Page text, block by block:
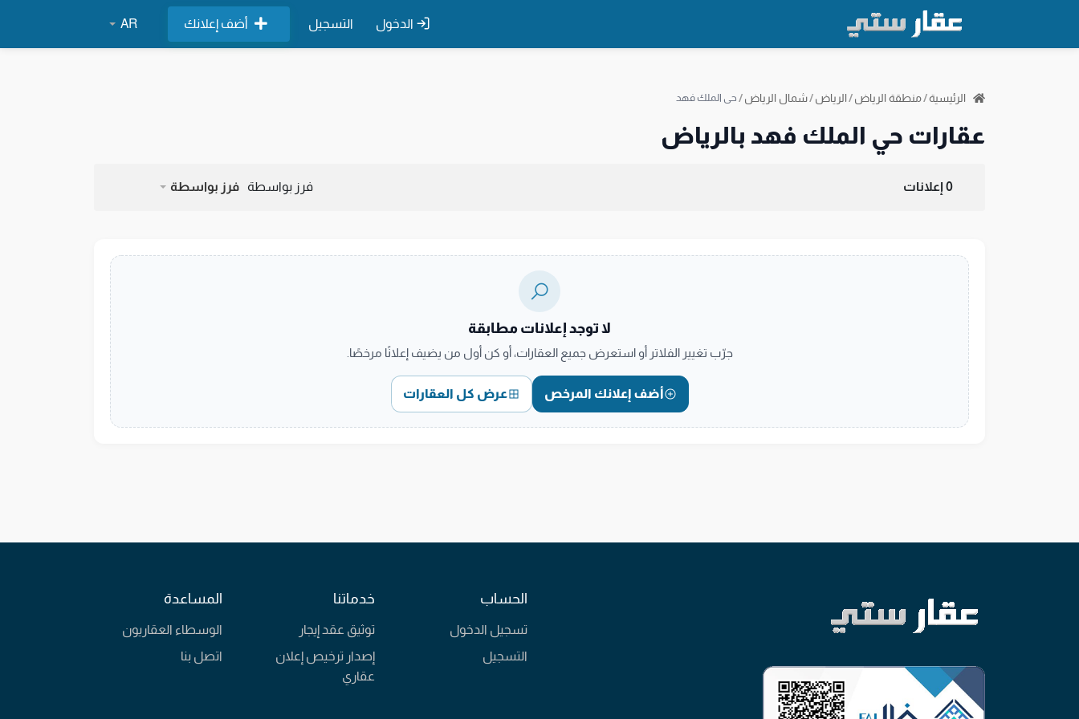
الدخول التسجيل أضف إعلانك AR
الرئيسية/منطقة الرياض/الرياض/شمال الرياض/ حي الملك فهد
عقارات حي الملك فهد بالرياض
0 إعلانات فرز بواسطة فرز بواسطة
لا توجد إعلانات مطابقة
جرّب تغيير الفلاتر أو استعرض جميع العقارات، أو كن أول من يضيف إعلانًا مرخصًا.
أضف إعلانك المرخص عرض كل العقارات
الحساب
تسجيل الدخول
التسجيل
خدماتنا
توثيق عقد إيجار
إصدار ترخيص إعلان
عقاري
المساعدة
الوسطاء العقاريون
اتصل بنا